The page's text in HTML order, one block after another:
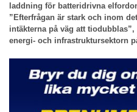
laddning för batteridrivna
”Efterfrågan är stark och inom
intäkterna på väg att
energi- och infrastruktursektorn